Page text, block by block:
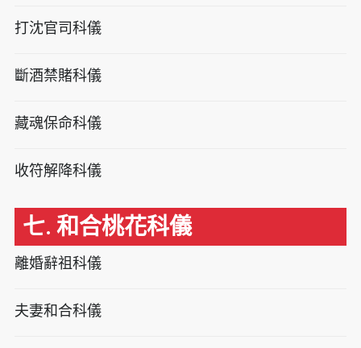
打沈官司科儀
斷酒禁賭科儀
藏魂保命科儀
收符解降科儀
七. 和合桃花科儀
離婚辭祖科儀
夫妻和合科儀